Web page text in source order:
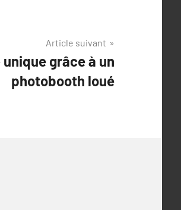
Article suivant
grâce à un
photobooth loué